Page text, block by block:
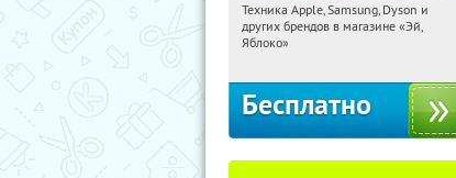
19:27:39
Получи первым!
Багратионовская
Техника Apple, Samsung, Dyson и
других брендов в магазине «Эй,
Яблоко»
Бесплатно